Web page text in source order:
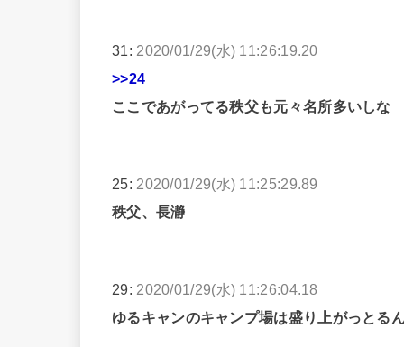
31: 2020/01/29(水) 11:26:19.20
>>24
ここであがってる秩父も元々名所多いしな
25: 2020/01/29(水) 11:25:29.89
秩父、長瀞
29: 2020/01/29(水) 11:26:04.18
ゆるキャンのキャンプ場は盛り上がっとる